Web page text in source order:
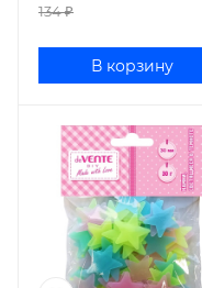
134₽
В корзину